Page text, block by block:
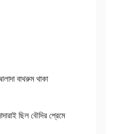
বাথরুম থাকা
ছিল বৌদির প্রেমে